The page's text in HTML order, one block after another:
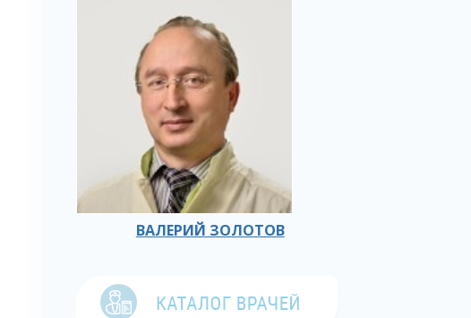
ВАЛЕРИЙ ЗОЛОТОВ